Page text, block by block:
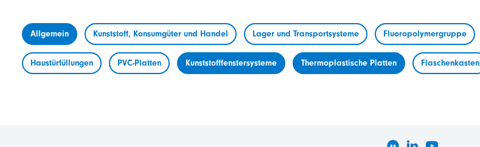
Allgemein Kunststoff, Konsumgüter und Handel Lager und Transportsysteme Fluoropolymergruppe
Haustürfüllungen PVC-Platten Kunststofffenstersysteme Thermoplastische Platten Flaschenkasten